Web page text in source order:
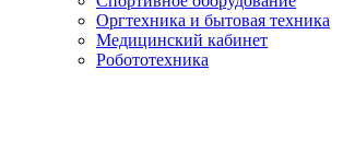
Оргтехника и бытовая техника
Медицинский кабинет
Робототехника